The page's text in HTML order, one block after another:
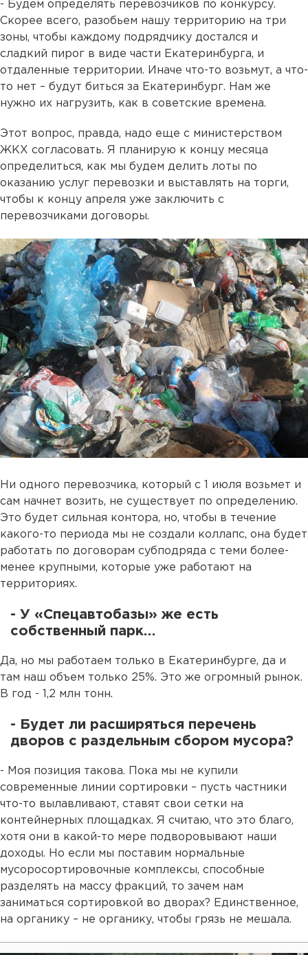
- Будем определять перевозчиков по конкурсу.
Скорее всего, разобьем нашу территорию на три
зоны, чтобы каждому подрядчику достался и
сладкий пирог в виде части Екатеринбурга, и
отдаленные территории. Иначе что-то возьмут, а что-
то нет – будут биться за Екатеринбург. Нам же
нужно их нагрузить, как в советские времена.
Этот вопрос, правда, надо еще с министерством
ЖКХ согласовать. Я планирую к концу месяца
определиться, как мы будем делить лоты по
оказанию услуг перевозки и выставлять на торги,
чтобы к концу апреля уже заключить с
перевозчиками договоры.
Ни одного перевозчика, который с 1 июля возьмет и
сам начнет возить, не существует по определению.
Это будет сильная контора, но, чтобы в течение
какого-то периода мы не создали коллапс, она будет
работать по договорам субподряда с теми более-
менее крупными, которые уже работают на
территориях.
- У «Спецавтобазы» же есть
собственный парк…
Да, но мы работаем только в Екатеринбурге, да и
там наш объем только 25%. Это же огромный рынок.
В год - 1,2 млн тонн.
- Будет ли расширяться перечень
дворов с раздельным сбором мусора?
- Моя позиция такова. Пока мы не купили
современные линии сортировки – пусть частники
что-то вылавливают, ставят свои сетки на
контейнерных площадках. Я считаю, что это благо,
хотя они в какой-то мере подворовывают наши
доходы. Но если мы поставим нормальные
мусоросортировочные комплексы, способные
разделять на массу фракций, то зачем нам
заниматься сортировкой во дворах? Единственное,
на органику – не органику, чтобы грязь не мешала.